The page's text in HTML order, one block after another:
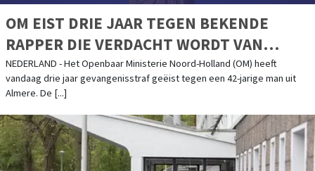
OM EIST DRIE JAAR TEGEN BEKENDE
RAPPER DIE VERDACHT WORDT VAN
VERKRACHTING EN AANRANDING
NEDERLAND - Het Openbaar Ministerie Noord-Holland (OM) heeft
vandaag drie jaar gevangenisstraf geëist tegen een 42-jarige man uit
Almere. De [...]